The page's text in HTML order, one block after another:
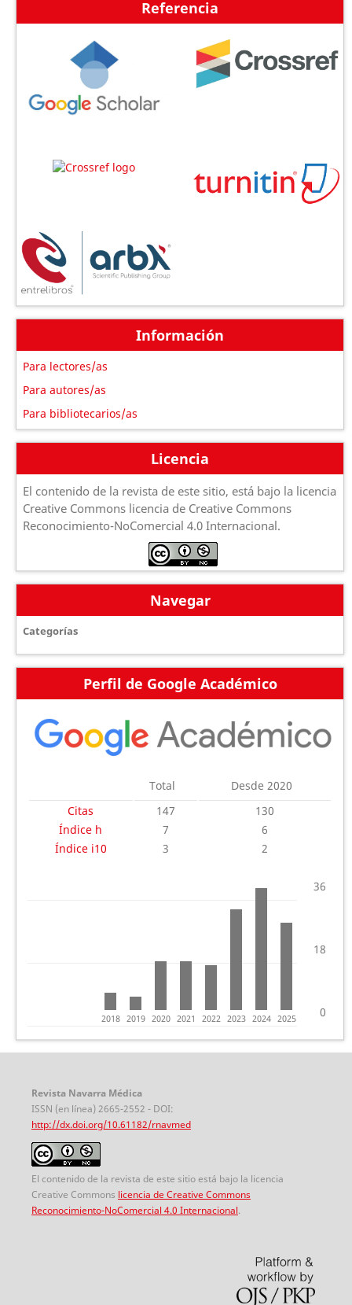
Referencia
Información
Para lectores/as
Para autores/as
Para bibliotecarios/as
Licencia
El contenido de la revista de este sitio, está bajo la licencia
Creative Commons licencia de Creative Commons
Reconocimiento-NoComercial 4.0 Internacional.
Navegar
Categorías
Perfil de Google Académico
Total
Desde 2020
Citas
147
130
Índice h
7
6
Índice i10
3 2
0
36
18
2018 2019 2020 2021 2022 2023 2024 2025
Revista Navarra Médica
ISSN (en línea) 2665-2552 - DOI:
http://dx.doi.org/10.61182/rnavmed
El contenido de la revista de este sitio está bajo la licencia
Creative Commons licencia de Creative Commons
Reconocimiento-NoComercial 4.0 Internacional.